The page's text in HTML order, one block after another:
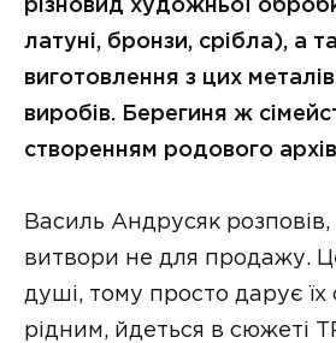
різновид художньої
латуні, бронзи, срібла), а
виготовлення з цих
виробів. Берегиня ж
створенням родового
Василь Андрусяк
витвори не для продажу.
душі, тому просто дарує їх
рідним, йдеться в сюжеті